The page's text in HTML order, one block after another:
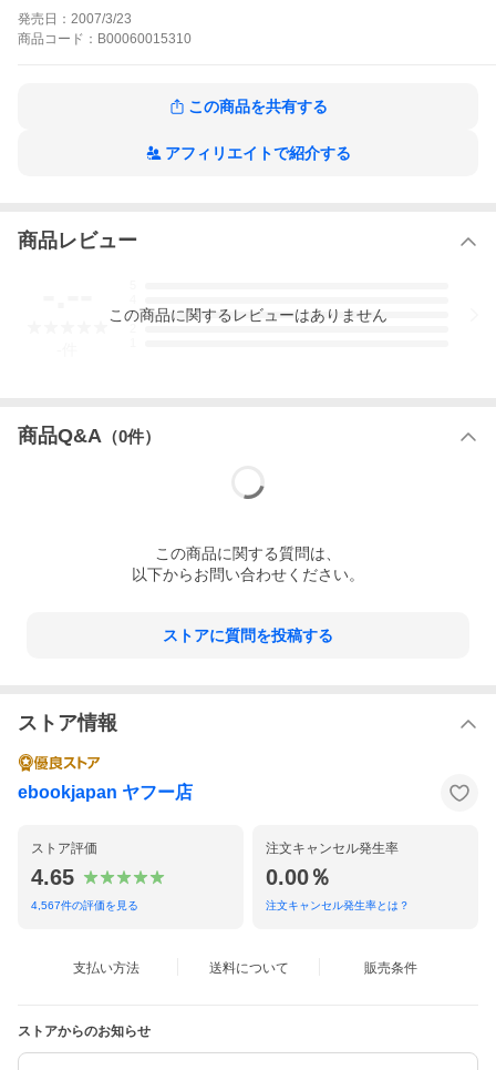
語……。二人の松笛の前に、やはり同じ松笛の姿で現れた“冥界の
主”。覚醒した“大学生の戸川”は、“冥界の主”と対峙する!「どんな
に手を伸ばしても、求める答えは手に入らない……」「それでも
発売日： 2007/3/23
商品 コード： B00060015310
この商品を共有する
アフィリエイトで紹介する
商品レビュー
3
この商品に関するレビューはありません
商品Q&A （0件）
この商品に関する質問は、
以下からお問い合わせください。
ストアに質問を投稿する
ストア情報
ebookjapan ヤフー店
ストア評価
4.65
4,567件の評価を見る
注文キャンセル発生率
0.00％
注文キャンセル発生率とは？
支払い方法 送料について 販売条件
ストアからのお知らせ